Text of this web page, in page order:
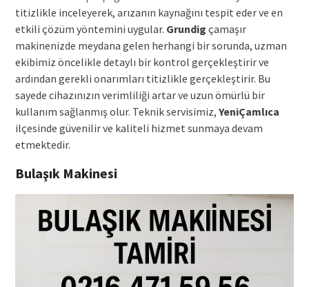
titizlikle inceleyerek, arızanın kaynağını tespit eder ve en
etkili çözüm yöntemini uygular. Grundig çamaşır
makinenizde meydana gelen herhangi bir sorunda, uzman
ekibimiz öncelikle detaylı bir kontrol gerçekleştirir ve
ardından gerekli onarımları titizlikle gerçekleştirir. Bu
sayede cihazınızın verimliliği artar ve uzun ömürlü bir
kullanım sağlanmış olur. Teknik servisimiz, YeniÇamlıca
ilçesinde güvenilir ve kaliteli hizmet sunmaya devam
etmektedir.
Bulaşık Makinesi